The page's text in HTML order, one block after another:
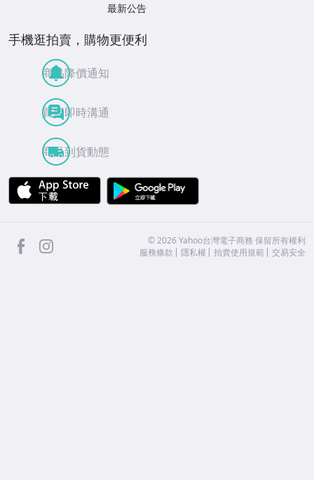
最新公告
手機逛拍賣，購物更便利
商品降價通知
買賣即時溝通
商品到貨動態
APP Store
facebook ©2026 Yahoo台灣電子商務 保留所有權利
服務條款
隱私權 拍賣使用規範 交易安全